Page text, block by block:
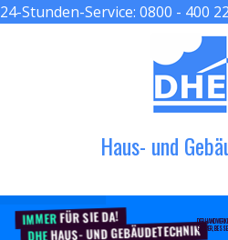
24-Stunden-Service: 0800 - 400
Haus- und
IMMERFÜR SIE DA!
HAUS- UND GEBÄUDETECHNIK
DER
GRÖßER,